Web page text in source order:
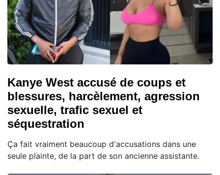
Kanye West accusé de coups et
blessures, harcèlement, agression
sexuelle, trafic sexuel et
séquestration
Ça fait vraiment beaucoup d'accusations dans une
seule plainte, de la part de son ancienne assistante.